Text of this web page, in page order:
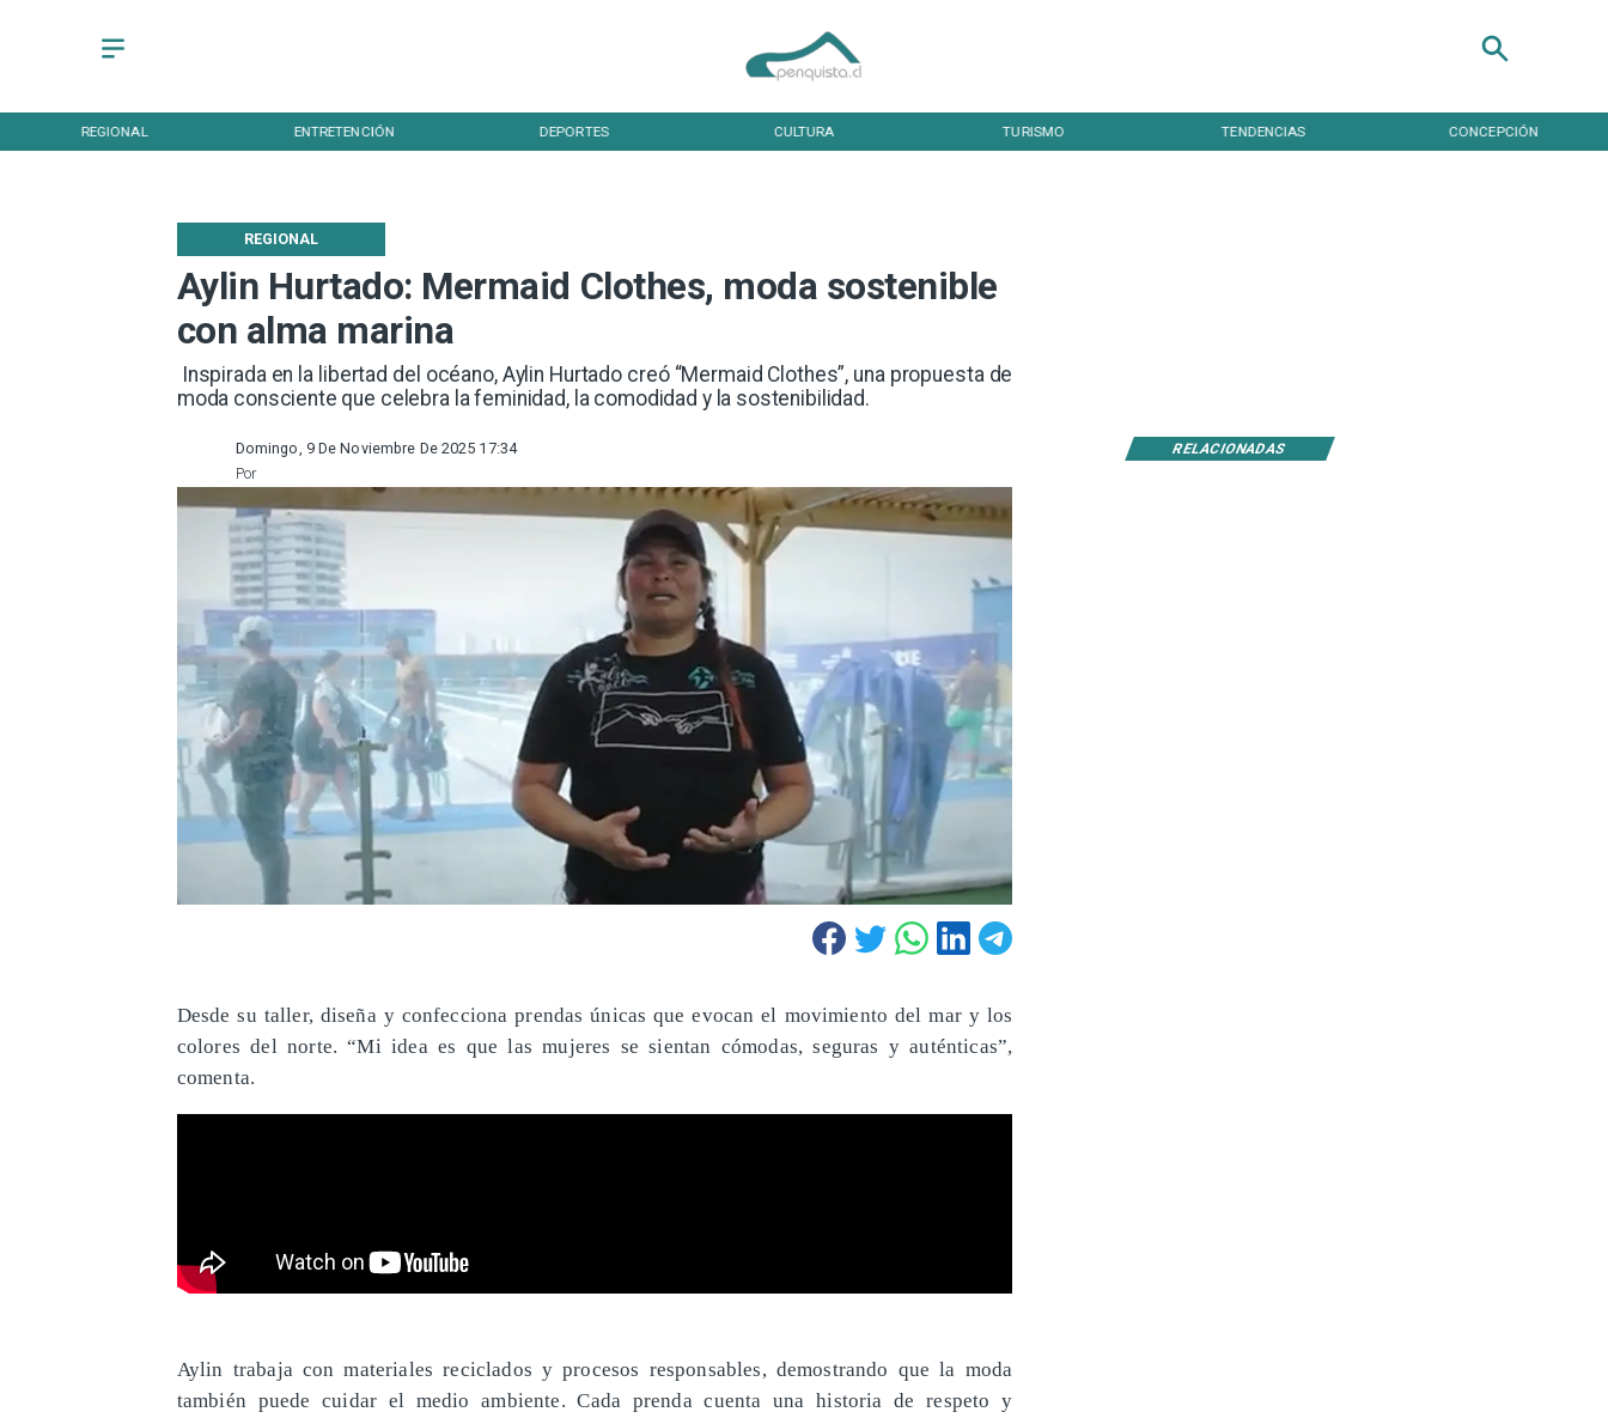
ENTRETENCIÓN DEPORTES CULTURA TURISMO TENDENCIAS CONCEPCIÓN NACIONAL
Aylin Hurtado: Mermaid Clothes, moda sostenible
con alma marina
​ Inspirada en la libertad del océano, Aylin Hurtado creó “Mermaid Clothes”, una propuesta de
moda consciente que celebra la feminidad, la comodidad y la sostenibilidad. ​
REGIONAL
RELACIONADAS
Domingo, 9 De Noviembre De 2025 17:34
Por
​Desde su taller, diseña y confecciona prendas únicas que evocan el movimiento del mar y los
colores del norte. “Mi idea es que las mujeres se sientan cómodas, seguras y auténticas”,
comenta.
Aylin trabaja con materiales reciclados y procesos responsables, demostrando que la moda
también puede cuidar el medio ambiente. Cada prenda cuenta una historia de respeto y